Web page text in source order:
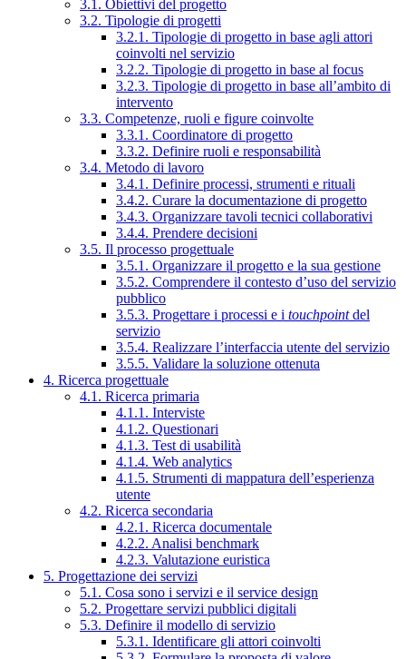
3.1. Obiettivi del progetto
3.2. Tipologie di progetti
3.2.1. Tipologie di progetto in base agli attori
coinvolti nel servizio
3.2.2. Tipologie di progetto in base al focus
3.2.3. Tipologie di progetto in base all’ambito di
intervento
3.3. Competenze, ruoli e figure coinvolte
3.3.1. Coordinatore di progetto
3.3.2. Definire ruoli e responsabilità
3.4. Metodo di lavoro
3.4.1. Definire processi, strumenti e rituali
3.4.2. Curare la documentazione di progetto
3.4.3. Organizzare tavoli tecnici collaborativi
3.4.4. Prendere decisioni
3.5. Il processo progettuale
3.5.1. Organizzare il progetto e la sua gestione
3.5.2. Comprendere il contesto d’uso del servizio
pubblico
3.5.3. Progettare i processi e i touchpointdel
servizio
3.5.4. Realizzare l’interfaccia utente del servizio
3.5.5. Validare la soluzione ottenuta
4. Ricerca progettuale
4.1. Ricerca primaria
4.1.1. Interviste
4.1.2. Questionari
4.1.3. Test di usabilità
4.1.4. Web analytics
4.1.5. Strumenti di mappatura dell’esperienza
utente
4.2. Ricerca secondaria
4.2.1. Ricerca documentale
4.2.2. Analisi benchmark
4.2.3. Valutazione euristica
5. Progettazione dei servizi
5.1. Cosa sono i servizi e il service design
5.2. Progettare servizi pubblici digitali
5.3. Definire il modello di servizio
5.3.1. Identificare gli attori coinvolti